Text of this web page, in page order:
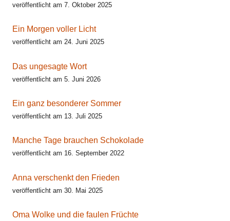
veröffentlicht am 7. Oktober 2025
Ein Morgen voller Licht
veröffentlicht am 24. Juni 2025
Das ungesagte Wort
veröffentlicht am 5. Juni 2026
Ein ganz besonderer Sommer
veröffentlicht am 13. Juli 2025
Manche Tage brauchen Schokolade
veröffentlicht am 16. September 2022
Anna verschenkt den Frieden
veröffentlicht am 30. Mai 2025
Oma Wolke und die faulen Früchte